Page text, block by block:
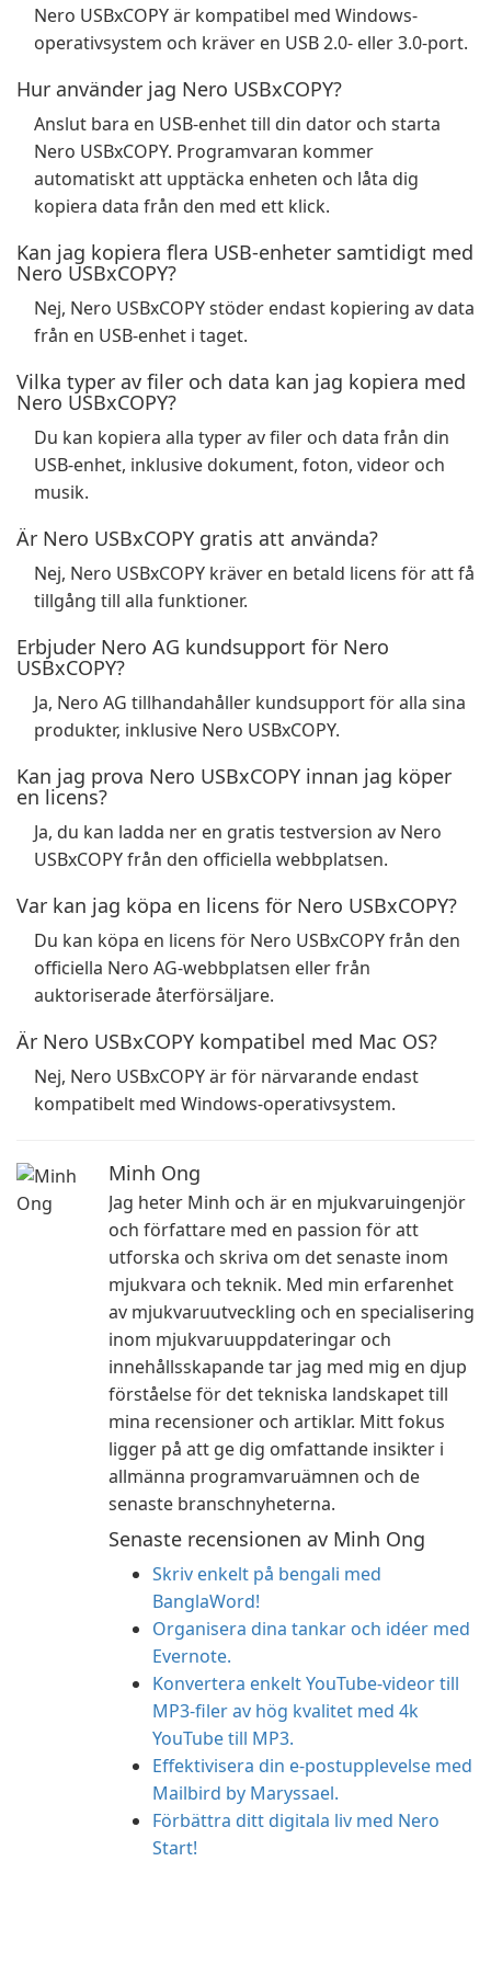
Nero USBxCOPY är kompatibel med Windows-
operativsystem och kräver en USB 2.0- eller 3.0-port.
Hur använder jag Nero USBxCOPY?
Anslut bara en USB-enhet till din dator och starta
Nero USBxCOPY. Programvaran kommer
automatiskt att upptäcka enheten och låta dig
kopiera data från den med ett klick.
Kan jag kopiera flera USB-enheter samtidigt med
Nero USBxCOPY?
Nej, Nero USBxCOPY stöder endast kopiering av data
från en USB-enhet i taget.
Vilka typer av filer och data kan jag kopiera med
Nero USBxCOPY?
Du kan kopiera alla typer av filer och data från din
USB-enhet, inklusive dokument, foton, videor och
musik.
Är Nero USBxCOPY gratis att använda?
Nej, Nero USBxCOPY kräver en betald licens för att få
tillgång till alla funktioner.
Erbjuder Nero AG kundsupport för Nero
USBxCOPY?
Ja, Nero AG tillhandahåller kundsupport för alla sina
produkter, inklusive Nero USBxCOPY.
Kan jag prova Nero USBxCOPY innan jag köper
en licens?
Ja, du kan ladda ner en gratis testversion av Nero
USBxCOPY från den officiella webbplatsen.
Var kan jag köpa en licens för Nero USBxCOPY?
Du kan köpa en licens för Nero USBxCOPY från den
officiella Nero AG-webbplatsen eller från
auktoriserade återförsäljare.
Är Nero USBxCOPY kompatibel med Mac OS?
Nej, Nero USBxCOPY är för närvarande endast
kompatibelt med Windows-operativsystem.
Minh Ong
Jag heter Minh och är en mjukvaruingenjör
och författare med en passion för att
utforska och skriva om det senaste inom
mjukvara och teknik. Med min erfarenhet
av mjukvaruutveckling och en specialisering
inom mjukvaruuppdateringar och
innehållsskapande tar jag med mig en djup
förståelse för det tekniska landskapet till
mina recensioner och artiklar. Mitt fokus
ligger på att ge dig omfattande insikter i
allmänna programvaruämnen och de
senaste branschnyheterna.
Senaste recensionen av Minh Ong
Skriv enkelt på bengali med
BanglaWord!
Organisera dina tankar och idéer med
Evernote.
Konvertera enkelt YouTube-videor till
MP3-filer av hög kvalitet med 4k
YouTube till MP3.
Effektivisera din e-postupplevelse med
Mailbird by Maryssael.
Förbättra ditt digitala liv med Nero
Start!